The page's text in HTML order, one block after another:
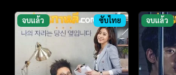
จบแล้ว ซับไทย จบแล้ว